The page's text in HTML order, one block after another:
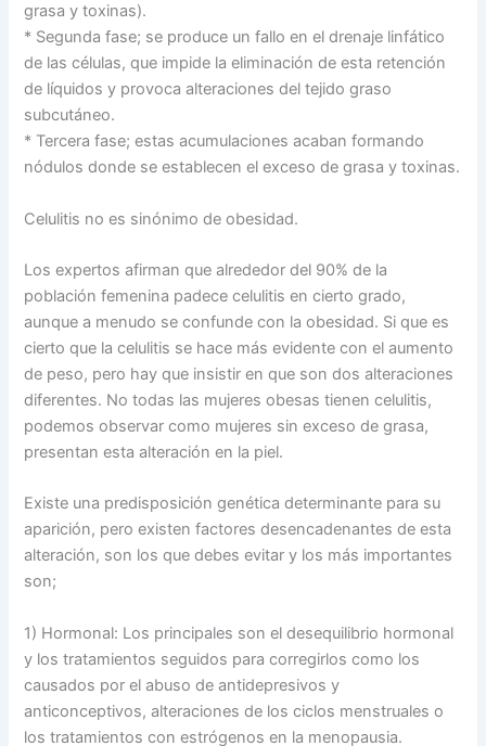
grasa y toxinas).
* Segunda fase; se produce un fallo en el drenaje linfático
de las células, que impide la eliminación de esta retención
de líquidos y provoca alteraciones del tejido graso
subcutáneo.
* Tercera fase; estas acumulaciones acaban formando
nódulos donde se establecen el exceso de grasa y toxinas.
Celulitis no es sinónimo de obesidad.
Los expertos afirman que alrededor del 90% de la
población femenina padece celulitis en cierto grado,
aunque a menudo se confunde con la obesidad. Si que es
cierto que la celulitis se hace más evidente con el aumento
de peso, pero hay que insistir en que son dos alteraciones
diferentes. No todas las mujeres obesas tienen celulitis,
podemos observar como mujeres sin exceso de grasa,
presentan esta alteración en la piel.
Existe una predisposición genética determinante para su
aparición, pero existen factores desencadenantes de esta
alteración, son los que debes evitar y los más importantes
son;
1) Hormonal: Los principales son el desequilibrio hormonal
y los tratamientos seguidos para corregirlos como los
causados por el abuso de antidepresivos y
anticonceptivos, alteraciones de los ciclos menstruales o
los tratamientos con estrógenos en la menopausia.